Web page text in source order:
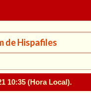
de Hispafiles
10:35 (Hora Local).